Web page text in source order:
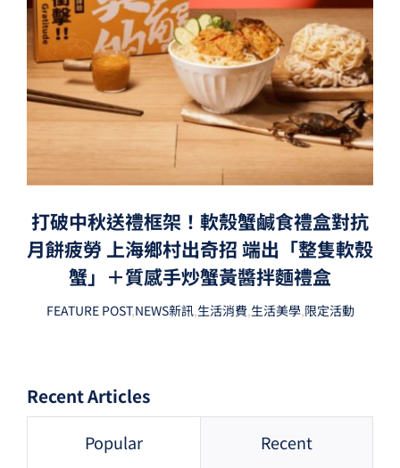
打破中秋送禮框架！軟殼蟹鹹食禮盒對抗
月餅疲勞 上海鄉村出奇招 端出「整隻軟殼
蟹」＋質感手炒蟹黃醬拌麵禮盒
FEATURE POST,NEWS新訊,生活消費,生活美學,限定活動
Recent Articles
Popular Recent